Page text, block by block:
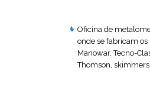
Oficina de
onde se fabricam os
Manowar, Tecno-
Thomson,